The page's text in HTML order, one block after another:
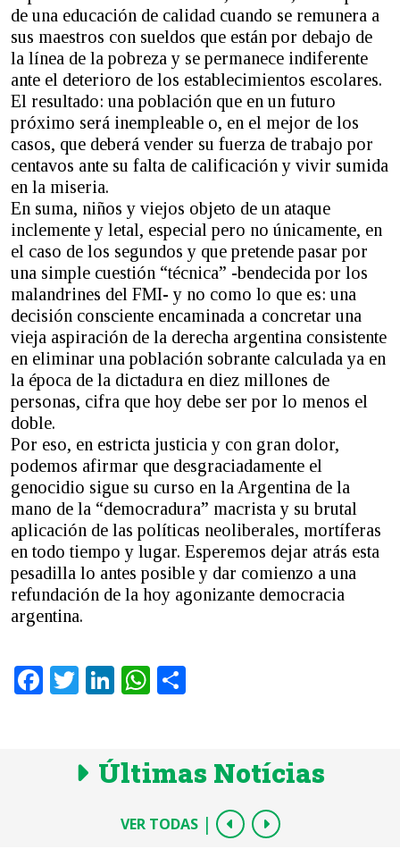
de una educación de calidad cuando se remunera a
sus maestros con sueldos que están por debajo de
la línea de la pobreza y se permanece indiferente
ante el deterioro de los establecimientos escolares.
El resultado: una población que en un futuro
próximo será inempleable o, en el mejor de los
casos, que deberá vender su fuerza de trabajo por
centavos ante su falta de calificación y vivir sumida
en la miseria.
En suma, niños y viejos objeto de un ataque
inclemente y letal, especial pero no únicamente, en
el caso de los segundos y que pretende pasar por
una simple cuestión “técnica” -bendecida por los
malandrines del FMI- y no como lo que es: una
decisión consciente encaminada a concretar una
vieja aspiración de la derecha argentina consistente
en eliminar una población sobrante calculada ya en
la época de la dictadura en diez millones de
personas, cifra que hoy debe ser por lo menos el
doble.
Por eso, en estricta justicia y con gran dolor,
podemos afirmar que desgraciadamente el
genocidio sigue su curso en la Argentina de la
mano de la “democradura” macrista y su brutal
aplicación de las políticas neoliberales, mortíferas
en todo tiempo y lugar. Esperemos dejar atrás esta
pesadilla lo antes posible y dar comienzo a una
refundación de la hoy agonizante democracia
argentina.
Facebook
TwitterLinkedInWhatsApp
Últimas Notícias
VER TODAS |